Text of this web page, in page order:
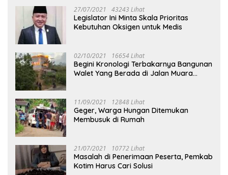
27/07/2021 43243 Lihat
Legislator Ini Minta Skala Prioritas
Kebutuhan Oksigen untuk Medis
02/10/2021 16654 Lihat
Begini Kronologi Terbakarnya Bangunan
Walet Yang Berada di Jalan Muara
11/09/2021 12848 Lihat
Geger, Warga Hungan Ditemukan
Membusuk di Rumah
21/07/2021 10772 Lihat
Masalah di Penerimaan Peserta, Pemkab
Kotim Harus Cari Solusi